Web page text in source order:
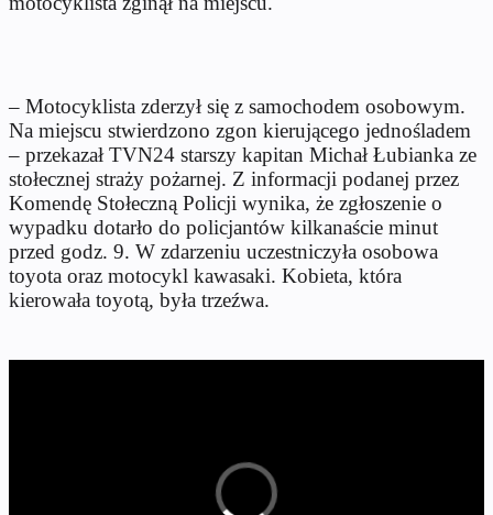
– Motocyklista zderzył się z samochodem osobowym.
Na miejscu stwierdzono zgon kierującego jednośladem
– przekazał TVN24 starszy kapitan Michał Łubianka ze
stołecznej straży pożarnej. Z informacji podanej przez
Komendę Stołeczną Policji wynika, że zgłoszenie o
wypadku dotarło do policjantów kilkanaście minut
przed godz. 9. W zdarzeniu uczestniczyła osobowa
toyota oraz motocykl kawasaki. Kobieta, która
kierowała toyotą, była trzeźwa.